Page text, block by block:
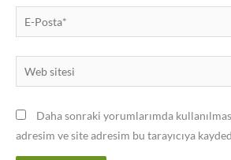
Posta*
Web
sitesi
Daha sonraki yorumlarımda
adresim ve site adresim bu tarayıcıya